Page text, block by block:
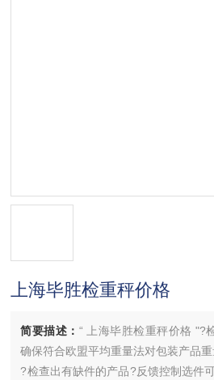
上海毕胜检重秤价格
简要描述： “ 上海毕胜检重秤价格 "?
确保符合欧盟平均重量法对包装产品
?检查出有缺件的产品?反馈控制选件